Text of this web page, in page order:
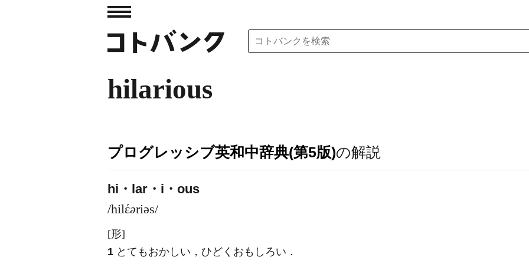
hilarious
プログレッシブ英和中辞典(第5版)の解説
hi・lar・i・ous
/hilέəriəs/
[形]
1 とてもおかしい，ひどくおもしろい ．